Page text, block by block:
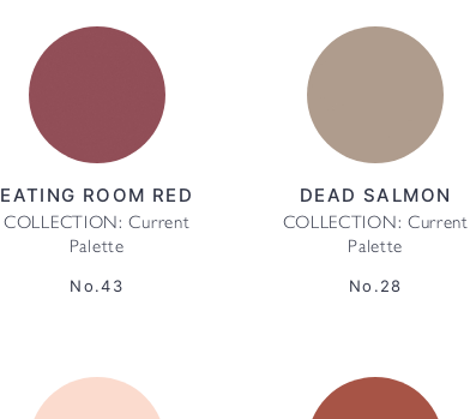
EATING ROOM RED
COLLECTION: Current
Palette
No.43
DEAD SALMON
COLLECTION: Current
Palette
No.28